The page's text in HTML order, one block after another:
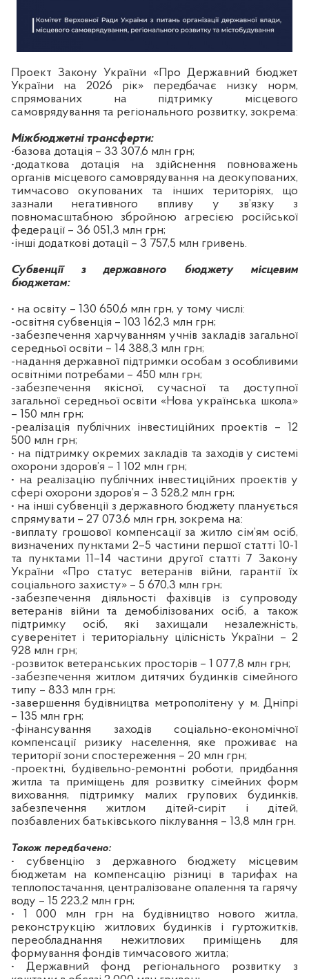
Проект Закону України «Про Державний бюджет
України на 2026 рік» передбачає низку норм,
спрямованих на підтримку місцевого
самоврядування та регіонального розвитку, зокрема:
Міжбюджетні трансферти:
•базова дотація – 33 307,6 млн грн;
•додаткова дотація на здійснення повноважень
органів місцевого самоврядування на деокупованих,
тимчасово окупованих та інших територіях, що
зазнали негативного впливу у зв’язку з
повномасштабною збройною агресією російської
федерації – 36 051,3 млн грн;
•інші додаткові дотації – 3 757,5 млн гривень.
Субвенції з державного бюджету місцевим
бюджетам:
• на освіту – 130 650,6 млн грн, у тому числі:
-освітня субвенція – 103 162,3 млн грн;
-забезпечення харчуванням учнів закладів загальної
середньої освіти – 14 388,3 млн грн;
-надання державної підтримки особам з особливими
освітніми потребами – 450 млн грн;
-забезпечення якісної, сучасної та доступної
загальної середньої освіти «Нова українська школа»
– 150 млн грн;
-реалізація публічних інвестиційних проектів – 12
500 млн грн;
• на підтримку окремих закладів та заходів у системі
охорони здоров’я – 1 102 млн грн;
• на реалізацію публічних інвестиційних проектів у
сфері охорони здоров’я – 3 528,2 млн грн;
• на інші субвенції з державного бюджету планується
спрямувати – 27 073,6 млн грн, зокрема на:
-виплату грошової компенсації за житло сім’ям осіб,
визначених пунктами 2–5 частини першої статті 10-1
та пунктами 11–14 частини другої статті 7 Закону
України «Про статус ветеранів війни, гарантії їх
соціального захисту» – 5 670,3 млн грн;
-забезпечення діяльності фахівців із супроводу
ветеранів війни та демобілізованих осіб, а також
підтримку осіб, які захищали незалежність,
суверенітет і територіальну цілісність України – 2
928 млн грн;
-розвиток ветеранських просторів – 1 077,8 млн грн;
-забезпечення житлом дитячих будинків сімейного
типу – 833 млн грн;
-завершення будівництва метрополітену у м. Дніпрі
– 135 млн грн;
-фінансування заходів соціально-економічної
компенсації ризику населення, яке проживає на
території зони спостереження – 20 млн грн;
-проектні, будівельно-ремонтні роботи, придбання
житла та приміщень для розвитку сімейних форм
виховання, підтримку малих групових будинків,
забезпечення житлом дітей-сиріт і дітей,
позбавлених батьківського піклування – 13,8 млн грн.
Також передбачено:
• субвенцію з державного бюджету місцевим
бюджетам на компенсацію різниці в тарифах на
теплопостачання, централізоване опалення та гарячу
воду – 15 223,2 млн грн;
• 1 000 млн грн на будівництво нового житла,
реконструкцію житлових будинків і гуртожитків,
переобладнання нежитлових приміщень для
формування фондів тимчасового житла;
• Державний фонд регіонального розвитку з